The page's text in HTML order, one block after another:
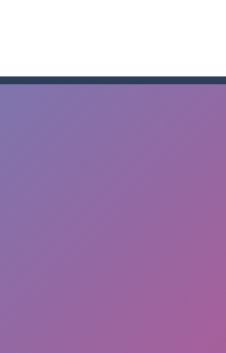
đại chiến 12 – Khám phá lăng mộ